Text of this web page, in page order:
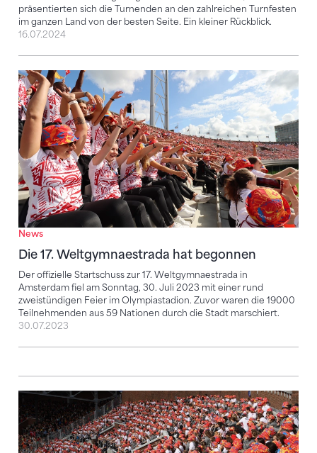
präsentierten sich die Turnenden an den zahlreichen Turnfesten
im ganzen Land von der besten Seite. Ein kleiner Rückblick.
16.07.2024
News
Die 17. Weltgymnaestrada hat begonnen
Der offizielle Startschuss zur 17. Weltgymnaestrada in
Amsterdam fiel am Sonntag, 30. Juli 2023 mit einer rund
zweistündigen Feier im Olympiastadion. Zuvor waren die 19000
Teilnehmenden aus 59 Nationen durch die Stadt marschiert.
Die 17. Weltgymnaestrada hat begonnen
30.07.2023
17. Weltgymnaestrada 2023 – die Übersicht